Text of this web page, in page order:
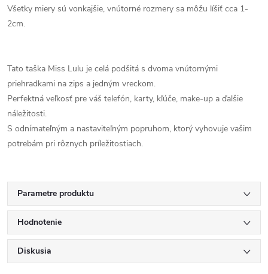
Všetky miery sú vonkajšie, vnútorné rozmery sa môžu líšiť cca 1-
2cm.
Tato taška Miss Lulu je celá podšitá s dvoma vnútornými
priehradkami na zips a jedným vreckom.
Perfektná veľkosť pre váš telefón, karty, kľúče, make-up a ďalšie
náležitosti.
S odnímateľným a nastaviteľným popruhom, ktorý vyhovuje vašim
potrebám pri rôznych príležitostiach.
Parametre produktu
Hodnotenie
Diskusia